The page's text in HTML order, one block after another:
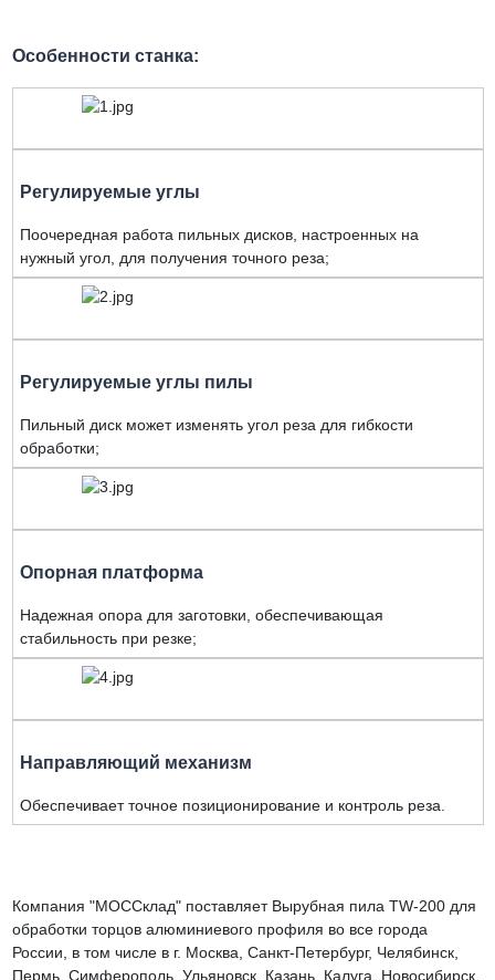
Особенности станка:
Регулируемые углы
Поочередная работа пильных дисков, настроенных на
нужный угол, для получения точного реза;
Регулируемые углы пилы
Пильный диск может изменять угол реза для гибкости
обработки;
Опорная платформа
Надежная опора для заготовки, обеспечивающая
стабильность при резке;
Направляющий механизм
Обеспечивает точное позиционирование и контроль реза.
Компания "МОССклад" поставляет Вырубная пила TW-200 для
обработки торцов алюминиевого профиля во все города
России, в том числе в г. Москва, Санкт-Петербург, Челябинск,
Пермь, Симферополь, Ульяновск, Казань, Калуга, Новосибирск,